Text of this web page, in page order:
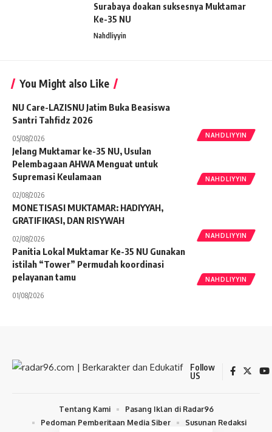
Surabaya doakan suksesnya Muktamar
Ke-35 NU
Nahdliyyin
You Might also Like
NAHDLIYYIN
NU Care-LAZISNU Jatim Buka Beasiswa
Santri Tahfidz 2026
05/08/2026
NAHDLIYYIN
Jelang Muktamar ke-35 NU, Usulan
Pelembagaan AHWA Menguat untuk
Supremasi Keulamaan
02/08/2026
NAHDLIYYIN
MONETISASI MUKTAMAR: HADIYYAH,
GRATIFIKASI, DAN RISYWAH
02/08/2026
NAHDLIYYIN
Panitia Lokal Muktamar Ke-35 NU Gunakan
istilah “Tower” Permudah koordinasi
pelayanan tamu
01/08/2026
Follow
US
Tentang Kami
Pasang Iklan di Radar96
Pedoman Pemberitaan Media Siber
Susunan Redaksi